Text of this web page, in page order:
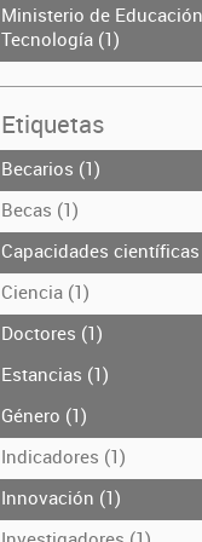
Ministerio de
Tecnología (1)
Etiquetas
Becarios (1)
Becas (1)
Capacidades científicas
Ciencia (1)
Doctores (1)
Estancias (1)
Género (1)
Indicadores (1)
Innovación (1)